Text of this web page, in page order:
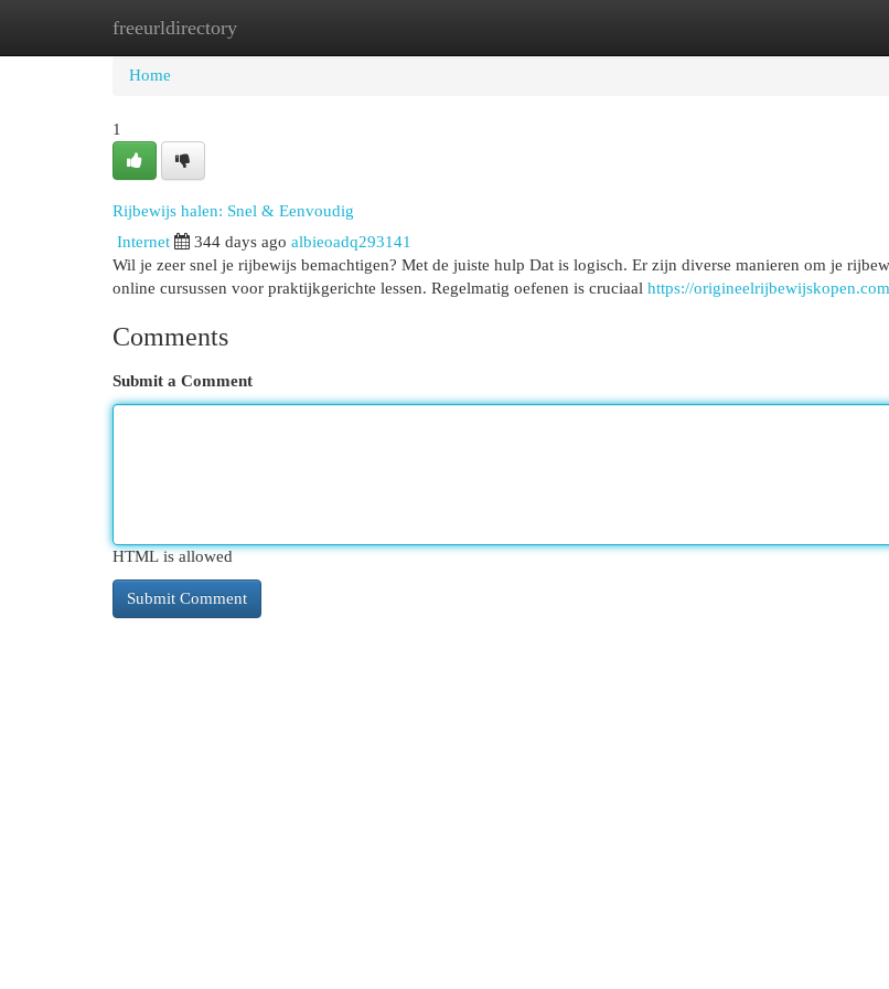
freeurldirectory
Home New Site Listings
Home
1
Rijbewijs halen: Snel & Eenvoudig
Internet 344 days ago albieoadq293141
Wil je zeer snel je rijbewijs bemachtigen? Met de juiste hulp Dat is logisch. Er zijn diverse manieren om je
online cursussen voor praktijkgerichte lessen. Regelmatig oefenen is cruciaal https://
Comments
Submit a Comment
HTML is allowed